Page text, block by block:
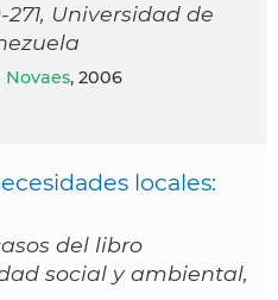
Universidad de
Novaes, 2006
locales:
del libro
social y ambiental,